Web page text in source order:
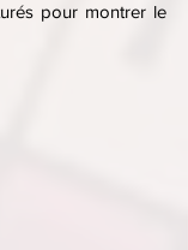
pour montrer le